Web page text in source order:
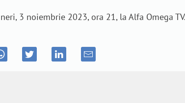
3 noiembrie 2023, ora 21, la Alfa Omega